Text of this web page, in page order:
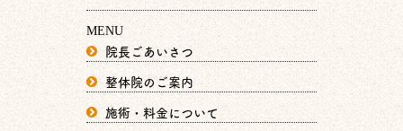
MENU
院長ごあいさつ
整体院のご案内
施術・料金について